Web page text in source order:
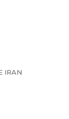
IRAN